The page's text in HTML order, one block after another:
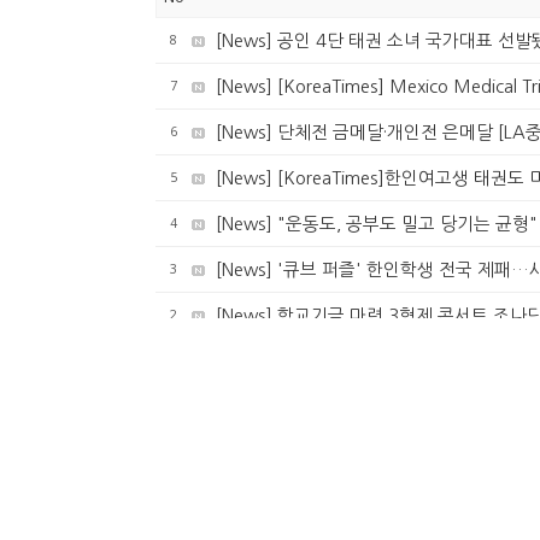
8 [News] 공인 4단 태권 소녀 국가대표 선
7 [News] [KoreaTimes] Mexico Medical
6 [News] 단체전 금메달·개인전 은메달 [LA
5 [News] [KoreaTimes]한인여고생 태권도
4 [News] "운동도, 공부도 밀고 당기는 균형
3 [News] '큐브 퍼즐' 한인학생 전국 제패…
2 [News] 학교기금 마련 3형제 콘서트 조나